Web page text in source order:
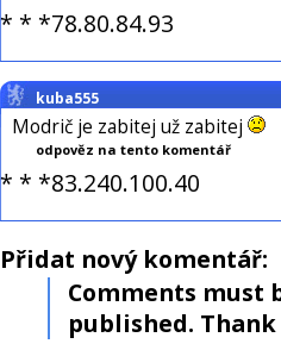
* * *78.80.84.93
kuba555
Modrič je zabitej už zabitej
odpověz na tento komentář
* * *83.240.100.40
Přidat nový komentář:
Comments must
published. Thank